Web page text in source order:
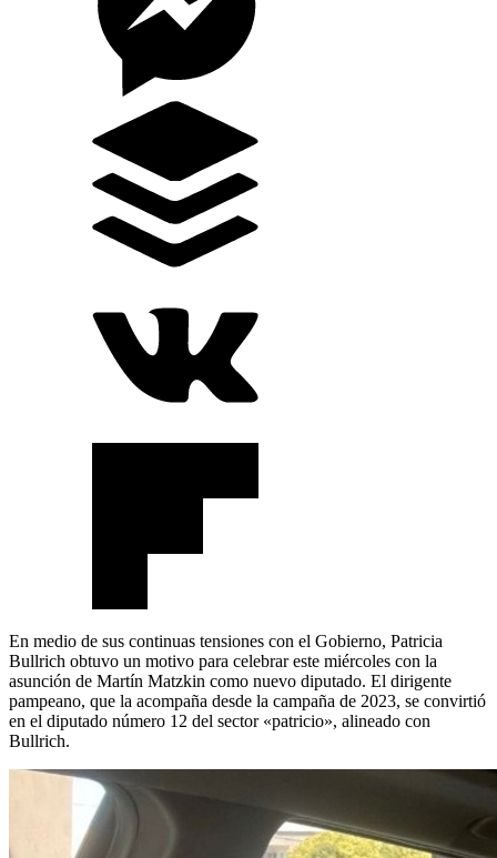
En medio de sus continuas tensiones con el Gobierno, Patricia
Bullrich obtuvo un motivo para celebrar este miércoles con la
asunción de Martín Matzkin como nuevo diputado. El dirigente
pampeano, que la acompaña desde la campaña de 2023, se convirtió
en el diputado número 12 del sector «patricio», alineado con
Bullrich.